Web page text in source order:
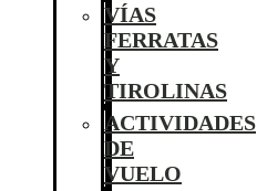
VÍAS
FERRATAS
Y
TIROLINAS
ACTIVIDADES
DE
VUELO